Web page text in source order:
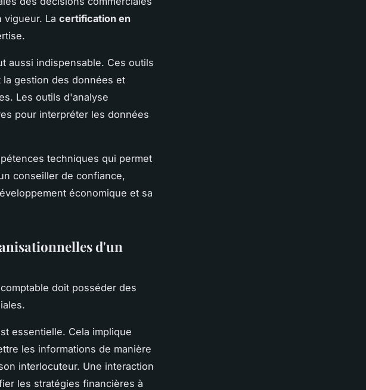
La certification en
aussi indispensable. Ces outils
gestion des données et
Les outils d'analyse
pour interpréter les données
techniques qui permet
conseiller de confiance,
économique et sa
d'un
doit posséder des
essentielle. Cela implique
les informations de manière
interlocuteur. Une interaction
les stratégies financières à